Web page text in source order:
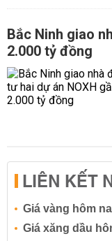
Bắc Ninh giao
2.000 tỷ đồng
LIÊN KẾT
Giá vàng hôm
Giá xăng dầu